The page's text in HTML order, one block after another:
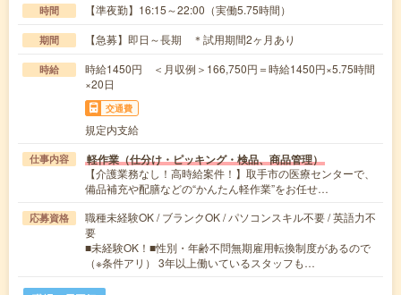
時間 【準夜勤】16:15～22:00（実働5.75時間）
期間 【急募】即日～長期 ＊試用期間2ヶ月あり
時給
時給1450円 ＜月収例＞166,750円＝時給1450円×5.75時間
×20日
交通費
規定内支給
仕事内容 軽作業（仕分け・ピッキング・検品、商品管理）
【介護業務なし！高時給案件！】取手市の医療センターで、
備品補充や配膳などの“かんたん軽作業”をお任せ…
応募資格
職種未経験OK / ブランクOK / パソコンスキル不要 / 英語力不
要
■未経験OK！■性別・年齢不問無期雇用転換制度があるので
（※条件アリ） 3年以上働いているスタッフも…